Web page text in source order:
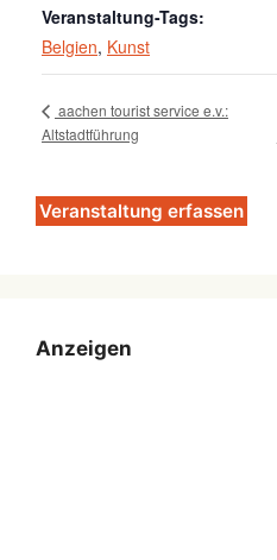
Veranstaltung-Tags:
Belgien, Kunst
aachen tourist service e.v.:
Altstadtführung
Veranstaltung erfassen
Anzeigen